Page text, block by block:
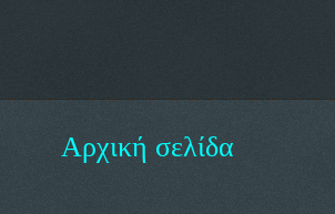
Αρχική σελίδα